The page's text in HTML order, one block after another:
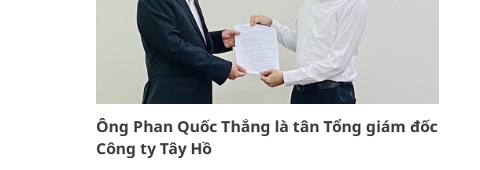
Ông Phan Quốc Thắng là tân Tổng giám đốc
Công ty Tây Hồ